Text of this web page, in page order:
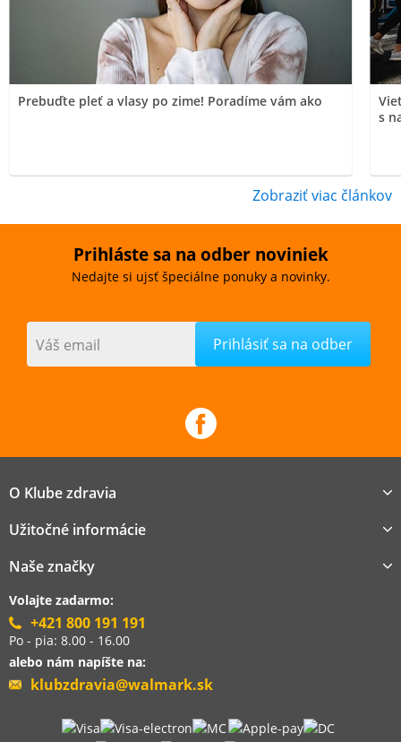
Prebuďte pleť a vlasy po zime! Poradíme vám ako
s
Zobraziť viac článkov
Prihláste sa na odber noviniek
Nedajte si ujsť špeciálne ponuky a novinky.
Váš email
O Klube zdravia
Užitočné informácie
Naše značky
Volajte zadarmo:
+421 800 191 191
Po - pia: 8.00 - 16.00
alebo nám napíšte na:
klubzdravia@walmark.sk